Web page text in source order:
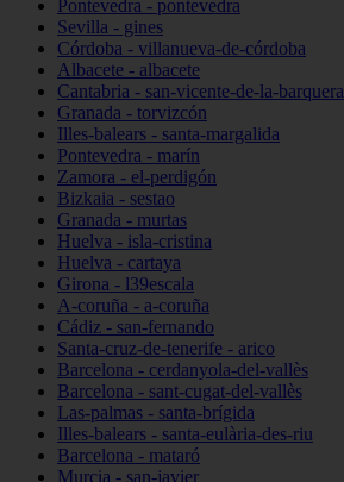
Pontevedra - pontevedra
Sevilla - gines
Córdoba - villanueva-de-córdoba
Albacete - albacete
Cantabria - san-vicente-de-la-barquera
Granada - torvizcón
Illes-balears - santa-margalida
Pontevedra - marín
Zamora - el-perdigón
Bizkaia - sestao
Granada - murtas
Huelva - isla-cristina
Huelva - cartaya
Girona - l39escala
A-coruña - a-coruña
Cádiz - san-fernando
Santa-cruz-de-tenerife - arico
Barcelona - cerdanyola-del-vallès
Barcelona - sant-cugat-del-vallès
Las-palmas - santa-brígida
Illes-balears - santa-eulària-des-riu
Barcelona - mataró
Murcia - san-javier